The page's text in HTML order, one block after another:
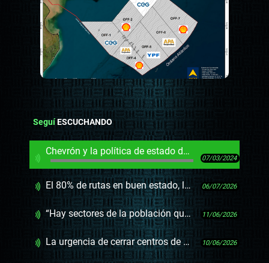
SeguíESCUCHANDO
Chevrón y la política de estado de buscar hidrocarburos en Uruguay
07/03/2024
El 80% de rutas en buen estado, la prioridad de vías transversales y el éxito de los radares 06/07/2026
“Hay sectores de la población que se escurren por las grietas del sistema” 11/06/2026
La urgencia de cerrar centros de niños para devolver el derecho a vivir en familia 10/06/2026